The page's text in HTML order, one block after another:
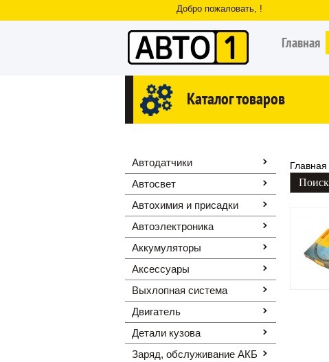
Добро пожаловать, !
Главная
Каталог товаров
Автодатчики
Автосвет
Автохимия и присадки
Автоэлектроника
Аккумуляторы
Аксессуары
Выхлопная система
Двигатель
Детали кузова
Заряд, обслуживание АКБ
Главная